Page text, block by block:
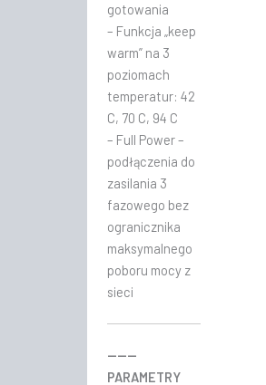
gotowania
– Funkcja „keep
warm” na 3
poziomach
temperatur: 42
C, 70 C, 94 C
– Full Power –
podłączenia do
zasilania 3
fazowego bez
ogranicznika
maksymalnego
poboru mocy z
sieci
———
PARAMETRY